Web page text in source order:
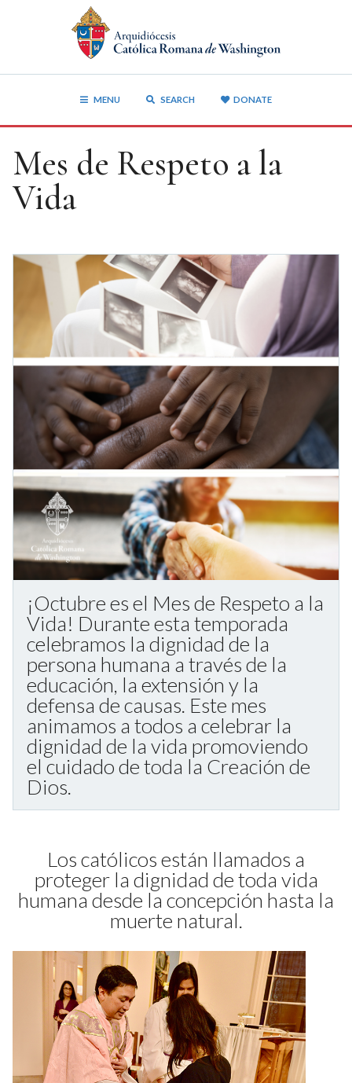
MENU SEARCH DONATE
Mes de Respeto a la
Vida
¡Octubre es el Mes de Respeto a la
Vida! Durante esta temporada
celebramos la dignidad de la
persona humana a través de la
educación, la extensión y la
defensa de causas. Este mes
animamos a todos a celebrar la
dignidad de la vida promoviendo
el cuidado de toda la Creación de
Dios.
Los católicos están llamados a
proteger la dignidad de toda vida
humana desde la concepción hasta la
muerte natural.